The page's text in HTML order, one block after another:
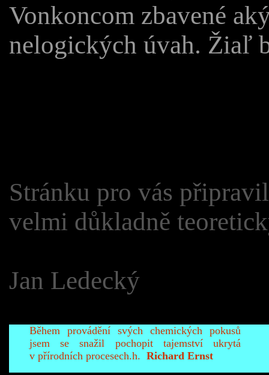
Vonkoncom zbavené
nelogických úvah. Žiaľ
Stránku pro vás
velmi důkladně
Jan Ledecký
Během provádění svých chemických pokusů
jsem se snažil pochopit tajemství ukrytá
v přírodních procesech.h. Richard Ernst